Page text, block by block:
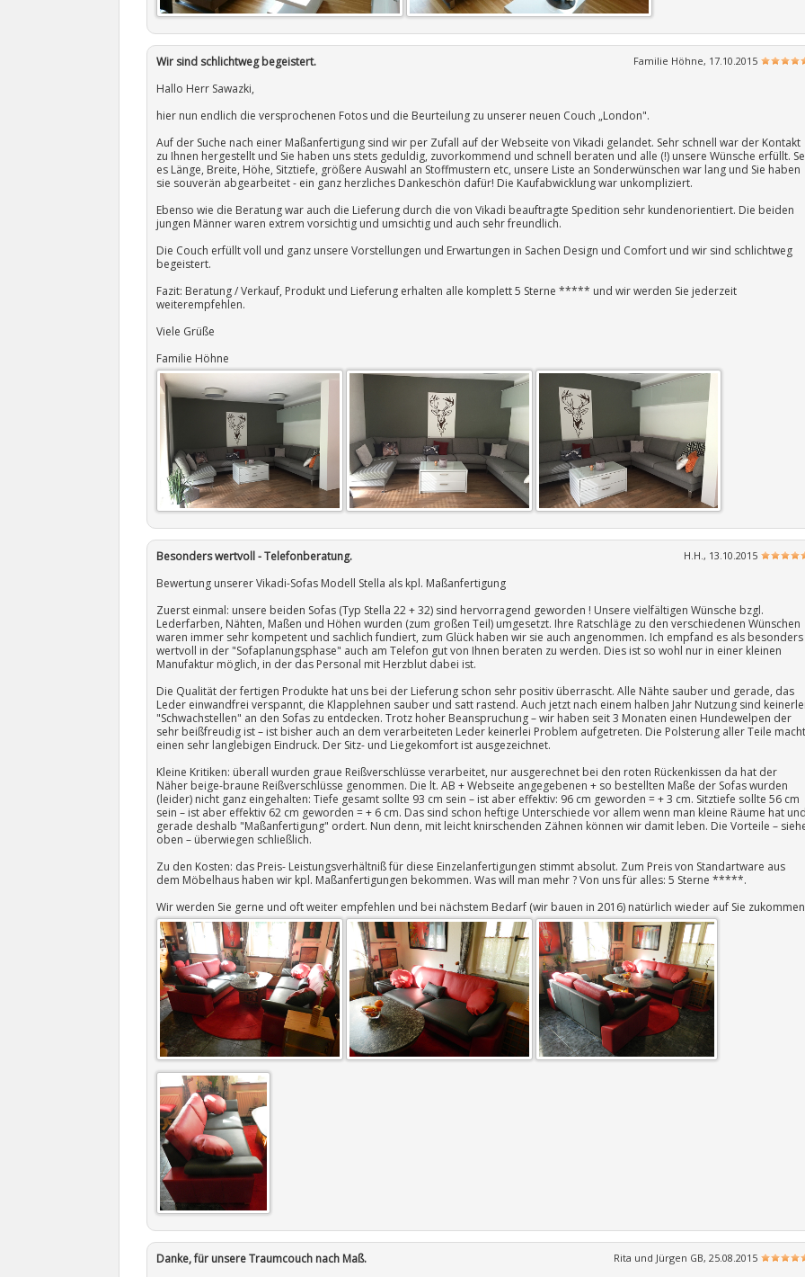
Wir sind schlichtweg begeistert. Familie Höhne, 17.10.2015
Hallo Herr Sawazki,
hier nun endlich die versprochenen Fotos und die Beurteilung zu unserer neuen Couch „London".
Auf der Suche nach einer Maßanfertigung sind wir per Zufall auf der Webseite von Vikadi gelandet. Sehr schnell war der Kontakt
zu Ihnen hergestellt und Sie haben uns stets geduldig, zuvorkommend und schnell beraten und alle (!) unsere Wünsche erfüllt.
es Länge, Breite, Höhe, Sitztiefe, größere Auswahl an Stoffmustern etc, unsere Liste an Sonderwünschen war lang und Sie haben
sie souverän abgearbeitet - ein ganz herzliches Dankeschön dafür! Die Kaufabwicklung war unkompliziert.
Ebenso wie die Beratung war auch die Lieferung durch die von Vikadi beauftragte Spedition sehr kundenorientiert. Die beiden
jungen Männer waren extrem vorsichtig und umsichtig und auch sehr freundlich.
Die Couch erfüllt voll und ganz unsere Vorstellungen und Erwartungen in Sachen Design und Comfort und wir sind schlichtweg
begeistert.
Fazit: Beratung / Verkauf, Produkt und Lieferung erhalten alle komplett 5 Sterne ***** und wir werden Sie jederzeit
weiterempfehlen.
Viele Grüße
Familie Höhne
Besonders wertvoll - Telefonberatung. H.H., 13.10.2015
Bewertung unserer Vikadi-Sofas Modell Stella als kpl. Maßanfertigung
Zuerst einmal: unsere beiden Sofas (Typ Stella 22 + 32) sind hervorragend geworden ! Unsere vielfältigen Wünsche bzgl.
Lederfarben, Nähten, Maßen und Höhen wurden (zum großen Teil) umgesetzt. Ihre Ratschläge zu den verschiedenen Wünschen
waren immer sehr kompetent und sachlich fundiert, zum Glück haben wir sie auch angenommen. Ich empfand es als besonders
wertvoll in der "Sofaplanungsphase" auch am Telefon gut von Ihnen beraten zu werden. Dies ist so wohl nur in einer kleinen
Manufaktur möglich, in der das Personal mit Herzblut dabei ist.
Die Qualität der fertigen Produkte hat uns bei der Lieferung schon sehr positiv überrascht. Alle Nähte sauber und gerade, das
Leder einwandfrei verspannt, die Klapplehnen sauber und satt rastend. Auch jetzt nach einem halben Jahr Nutzung sind
"Schwachstellen" an den Sofas zu entdecken. Trotz hoher Beanspruchung – wir haben seit 3 Monaten einen Hundewelpen der
sehr beißfreudig ist – ist bisher auch an dem verarbeiteten Leder keinerlei Problem aufgetreten. Die Polsterung aller Teile macht
einen sehr langlebigen Eindruck. Der Sitz- und Liegekomfort ist ausgezeichnet.
Kleine Kritiken: überall wurden graue Reißverschlüsse verarbeitet, nur ausgerechnet bei den roten Rückenkissen da hat der
Näher beige-braune Reißverschlüsse genommen. Die lt. AB + Webseite angegebenen + so bestellten Maße der Sofas wurden
(leider) nicht ganz eingehalten: Tiefe gesamt sollte 93 cm sein – ist aber effektiv: 96 cm geworden = + 3 cm. Sitztiefe sollte 56 cm
sein – ist aber effektiv 62 cm geworden = + 6 cm. Das sind schon heftige Unterschiede vor allem wenn man kleine Räume hat
gerade deshalb "Maßanfertigung" ordert. Nun denn, mit leicht knirschenden Zähnen können wir damit leben. Die Vorteile –
oben – überwiegen schließlich.
Zu den Kosten: das Preis- Leistungsverhältniß für diese Einzelanfertigungen stimmt absolut. Zum Preis von Standartware aus
dem Möbelhaus haben wir kpl. Maßanfertigungen bekommen. Was will man mehr ? Von uns für alles: 5 Sterne *****.
Wir werden Sie gerne und oft weiter empfehlen und bei nächstem Bedarf (wir bauen in 2016) natürlich wieder auf Sie
Danke, für unsere Traumcouch nach Maß. Rita und Jürgen GB, 25.08.2015